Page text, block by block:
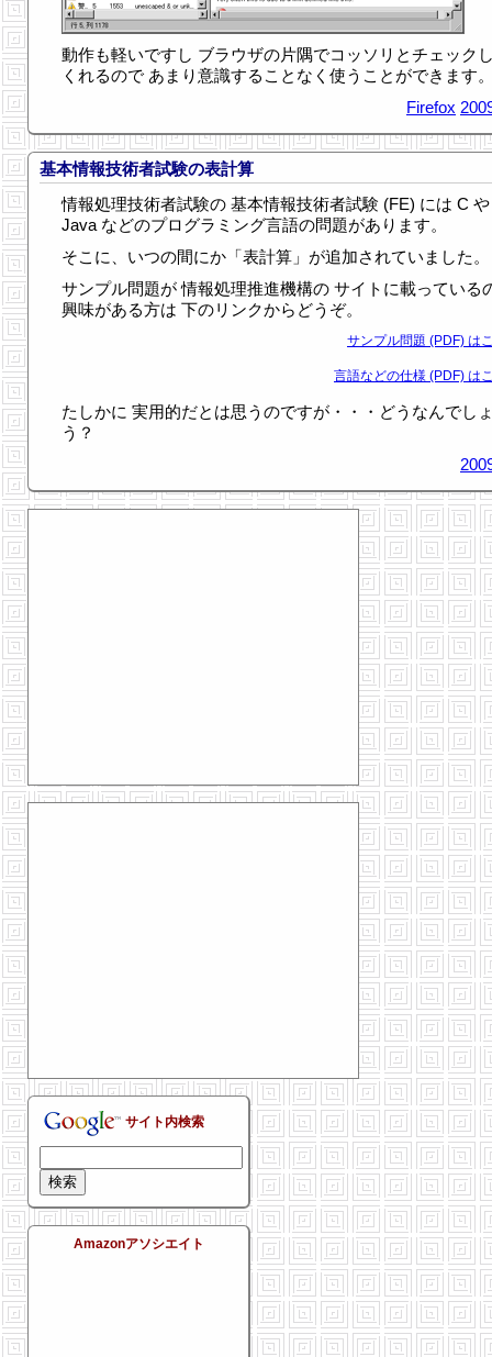
動作も軽いですし ブラウザの片隅でコッソリとチェック
くれるので あまり意識することなく使うことができます
Firefox
基本情報技術者試験の表計算
情報処理技術者試験の 基本情報技術者試験 (FE) には C や
Java などのプログラミング言語の問題があります。
そこに、いつの間にか「表計算」が追加されていました。
サンプル問題が 情報処理推進機構の サイトに載っている
興味がある方は 下のリンクからどうぞ。
サンプル問題 (PDF) は
言語などの仕様 (PDF) は
たしかに 実用的だとは思うのですが・・・どうなんでし
う？
サイト内検索
Amazonアソシエイト